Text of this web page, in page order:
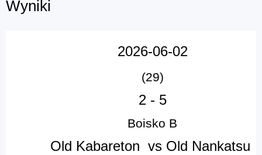
Wyniki
2026-06-02
(29)
2- 5
Boisko B
Old Kabareton vs Old Nankatsu